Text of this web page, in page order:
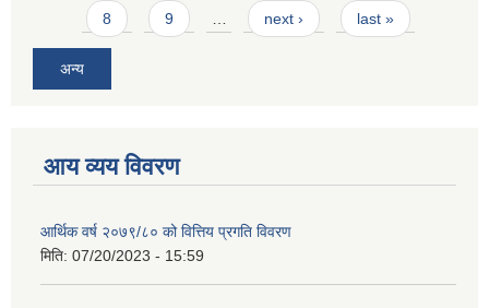
8 9 next › last »
अन्य
आय व्यय विवरण
आर्थिक वर्ष २०७९/८० को वित्तिय प्रगति विवरण
मिति: 07/20/2023 - 15:59